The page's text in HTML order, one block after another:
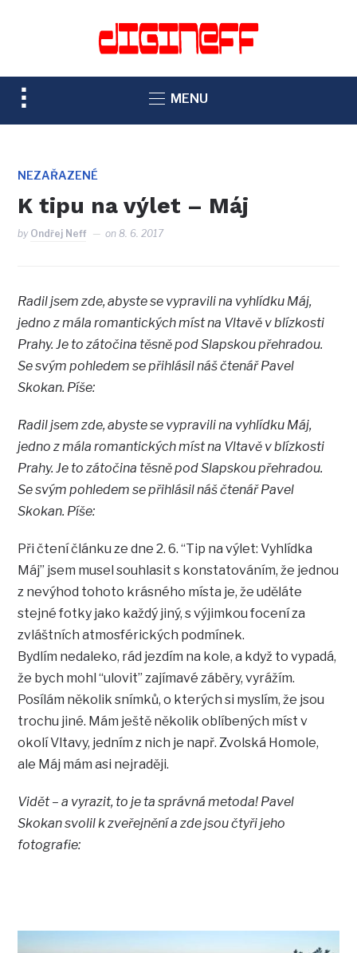
TOGGLE
SIDEBAR
NAVIGATION
MENU
NEZAŘAZENÉ
K tipu na výlet – Máj
by Ondřej Neff on8. 6. 2017
Radil jsem zde, abyste se vypravili na vyhlídku Máj,
jedno z mála romantických míst na Vltavě v blízkosti
Prahy. Je to zátočina těsně pod Slapskou přehradou.
Se svým pohledem se přihlásil náš čtenář Pavel
Skokan. Píše:
Radil jsem zde, abyste se vypravili na vyhlídku Máj,
jedno z mála romantických míst na Vltavě v blízkosti
Prahy. Je to zátočina těsně pod Slapskou přehradou.
Se svým pohledem se přihlásil náš čtenář Pavel
Skokan. Píše:
Při čtení článku ze dne 2. 6. “Tip na výlet: Vyhlídka
Máj” jsem musel souhlasit s konstatováním, že jednou
z nevýhod tohoto krásného místa je, že uděláte
stejné fotky jako každý jiný, s výjimkou focení za
zvláštních atmosférických podmínek.
Bydlím nedaleko, rád jezdím na kole, a když to vypadá,
že bych mohl “ulovit” zajímavé záběry, vyrážím.
Posílám několik snímků, o kterých si myslím, že jsou
trochu jiné. Mám ještě několik oblíbených míst v
okolí Vltavy, jedním z nich je např. Zvolská Homole,
ale Máj mám asi nejraději.
Vidět – a vyrazit, to je ta správná metoda! Pavel
Skokan svolil k zveřejnění a zde jsou čtyři jeho
fotografie: